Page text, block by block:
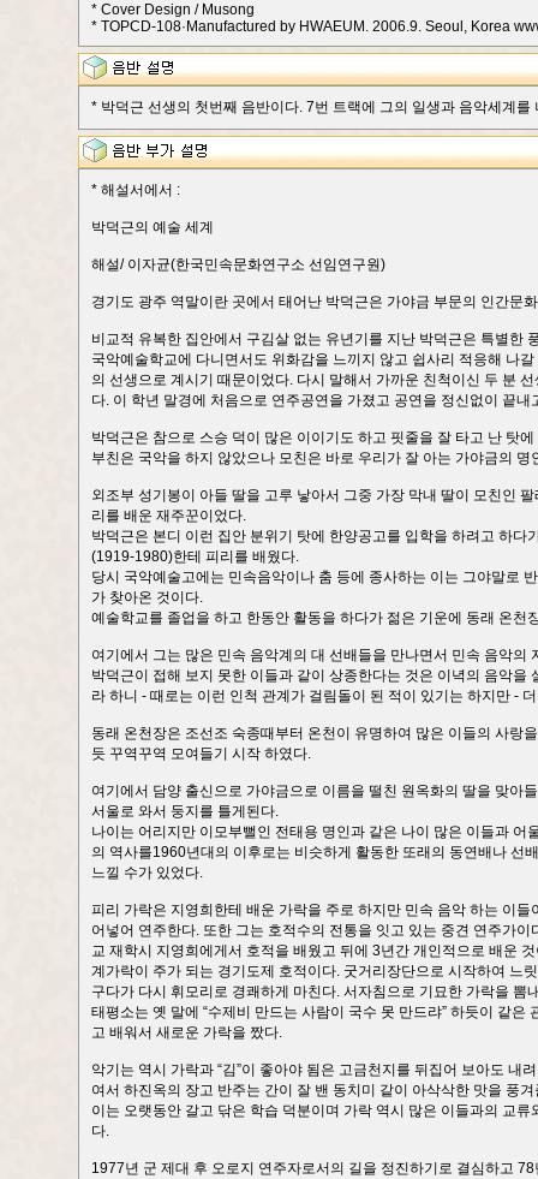
* Cover Design / Musong
* TOPCD-108·Manufactured by HWAEUM. 2006.9. Seoul, Korea
* 박덕근 선생의 첫번째 음반이다. 7번 트랙에 그의 일생과 음악세계
* 해설서에서 :
박덕근의 예술 세계
해설/ 이자균(한국민속문화연구소 선임연구원)
경기도 광주 역말이란 곳에서 태어난 박덕근은 가야금 부문의 인간문
비교적 유복한 집안에서 구김살 없는 유년기를 지난 박덕근은 특별한
국악예술학교에 다니면서도 위화감을 느끼지 않고 쉽사리 적응해 나
의 선생으로 계시기 때문이었다. 다시 말해서 가까운 친척이신 두 분
다. 이 학년 말경에 처음으로 연주공연을 가졌고 공연을 정신없이 끝
박덕근은 참으로 스승 덕이 많은 이이기도 하고 핏줄을 잘 타고 난 탓
부친은 국악을 하지 않았으나 모친은 바로 우리가 잘 아는 가야금의
외조부 성기봉이 아들 딸을 고루 낳아서 그중 가장 막내 딸이 모친인
리를 배운 재주꾼이었다.
박덕근은 본디 이런 집안 분위기 탓에 한양공고를 입학을 하려고 하
(1919-1980)한테 피리를 배웠다.
당시 국악예술고에는 민속음악이나 춤 등에 종사하는 이는 그야말로
가 찾아온 것이다.
예술학교를 졸업을 하고 한동안 활동을 하다가 젊은 기운에 동래 온천
여기에서 그는 많은 민속 음악계의 대 선배들을 만나면서 민속 음악의
박덕근이 접해 보지 못한 이들과 같이 상종한다는 것은 이녁의 음악
라 하니 - 때로는 이런 인척 관계가 걸림돌이 된 적이 있기는 하지만 -
동래 온천장은 조선조 숙종때부터 온천이 유명하여 많은 이들의 사랑
듯 꾸역꾸역 모여들기 시작 하였다.
여기에서 담양 출신으로 가야금으로 이름을 떨친 원옥화의 딸을 맞
서울로 와서 둥지를 틀게된다.
나이는 어리지만 이모부뻘인 전태용 명인과 같은 나이 많은 이들과
의 역사를1960년대의 이후로는 비슷하게 활동한 또래의 동연배나 선
느낄 수가 있었다.
피리 가락은 지영희한테 배운 가락을 주로 하지만 민속 음악 하는 이
어넣어 연주한다. 또한 그는 호적수의 전통을 잇고 있는 중견 연주가
교 재학시 지영희에게서 호적을 배웠고 뒤에 3년간 개인적으로 배운
계가락이 주가 되는 경기도제 호적이다. 굿거리장단으로 시작하여 느
구다가 다시 휘모리로 경쾌하게 마친다. 서자침으로 기묘한 가락을
태평소는 옛 말에 “수제비 만드는 사람이 국수 못 만드랴” 하듯이 같
고 배워서 새로운 가락을 짰다.
악기는 역시 가락과 “김”이 좋아야 됨은 고금천지를 뒤집어 보아도 내
여서 하진옥의 장고 반주는 간이 잘 밴 동치미 같이 아삭삭한 맛을 풍겨
이는 오랫동안 갈고 닦은 학습 덕분이며 가락 역시 많은 이들과의 교
다.
1977년 군 제대 후 오로지 연주자로서의 길을 정진하기로 결심하고